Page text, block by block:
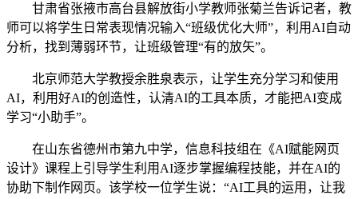
甘肃省张掖市高台县解放街小学教师张菊兰告诉记者，教
师可以将学生日常表现情况输入“班级优化大师”，利用AI自动
分析，找到薄弱环节，让班级管理“有的放矢”。
北京师范大学教授余胜泉表示，让学生充分学习和使用
AI，利用好AI的创造性，认清AI的工具本质，才能把AI变成
学习“小助手”。
在山东省德州市第九中学，信息科技组在《AI赋能网页
设计》课程上引导学生利用AI逐步掌握编程技能，并在AI的
协助下制作网页。该学校一位学生说：“AI工具的运用，让我